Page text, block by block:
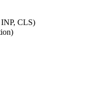
CLS)